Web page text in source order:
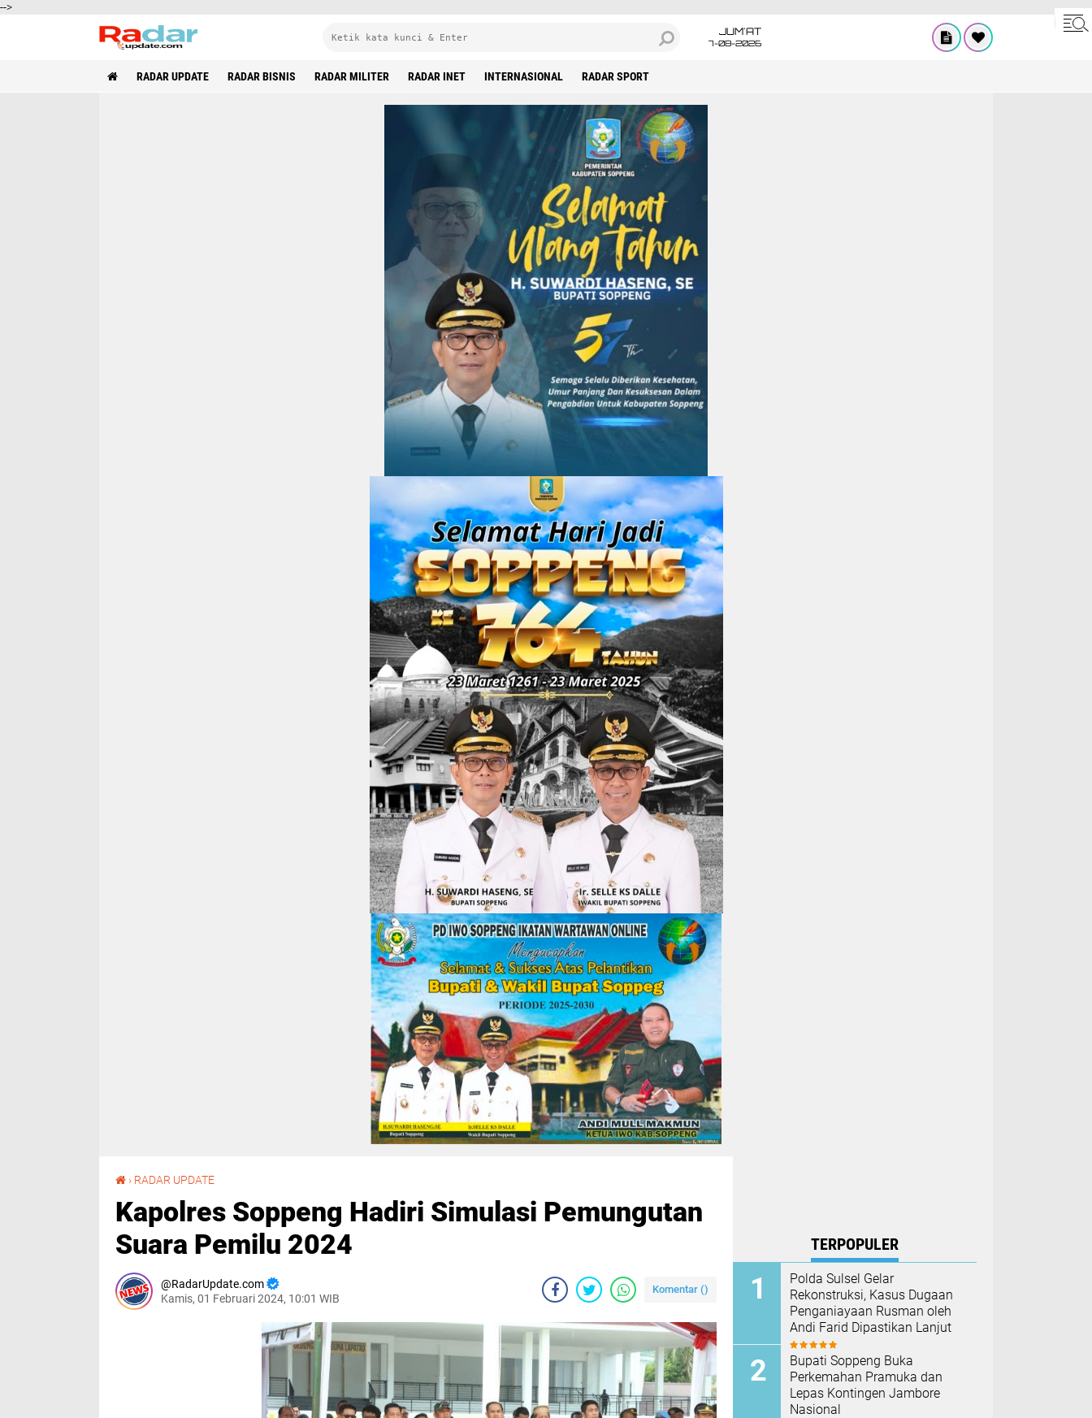
-->
JUM'AT
7-08-2026
RADAR UPDATE RADAR BISNIS RADAR MILITER RADAR INET INTERNASIONAL RADAR SPORT
› RADAR UPDATE
Kapolres Soppeng Hadiri Simulasi Pemungutan
Suara Pemilu 2024
RadarUpdate.com
Kamis, 01 Februari 2024, 10:01 WIB
Komentar ()
TERPOPULER
Polda Sulsel Gelar
Rekonstruksi, Kasus Dugaan
Penganiayaan Rusman oleh
Andi Farid Dipastikan Lanjut
Bupati Soppeng Buka
Perkemahan Pramuka dan
Lepas Kontingen Jambore
Nasional